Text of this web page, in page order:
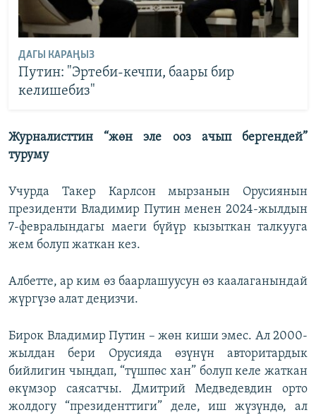
ДАГЫ КАРАҢЫЗ
Путин: "Эртеби-кечпи, баары бир
келишебиз"
Журналисттин “жөн эле ооз ачып бергендей”
туруму
Учурда Такер Карлсон мырзанын Орусиянын
президенти Владимир Путин менен 2024-жылдын
7-февралындагы маеги бүйүр кызыткан талкууга
жем болуп жаткан кез.
Албетте, ар ким өз баарлашуусун өз каалаганындай
жүргүзө алат деңизчи.
Бирок Владимир Путин – жөн киши эмес. Ал 2000-
жылдан бери Орусияда өзүнүн авторитардык
бийлигин чыңдап, “түшпөс хан” болуп келе жаткан
өкүмзор саясатчы. Дмитрий Медведевдин орто
жолдогу “президенттиги” деле, иш жүзүндө, ал